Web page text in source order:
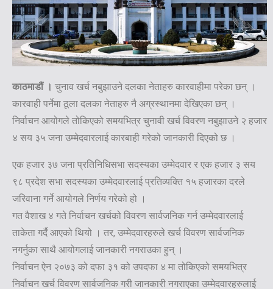
काठमाडौं । चुनाव खर्च नबुझाउने दलका नेताहरु कारवाहीमा परेका छन् ।
कारवाही पर्नेमा ठूला दलका नेताहरु नै अग्रस्थानमा देखिएका छन् ।
निर्वाचन आयोगले तोकिएको समयभित्र चुनावी खर्च विवरण नबुझाउने २ हजार
४ सय ३५ जना उम्मेदवारलाई कारबाही गरेको जानकारी दिएको छ ।
एक हजार ३७ जना प्रतिनिधिसभा सदस्यका उम्मेदवार र एक हजार ३ सय
९८ प्रदेश सभा सदस्यका उम्मेदवारलाई प्रतिव्यक्ति १५ हजारका दरले
जरिवाना गर्ने आयोगले निर्णय गरेको हो ।
गत वैशाख ४ गते निर्वाचन खर्चको विवरण सार्वजनिक गर्न उम्मेदवारलाई
ताकेता गर्दै आएको थियो । तर, उम्मेदवारहरुले खर्च विवरण सार्वजनिक
नगर्नुका साथै आयोगलाई जानकारी नगराउका हुन् ।
निर्वाचन ऐन २०७३ को दफा ३१ को उपदफा ४ मा तोकिएको समयभित्र
निर्वाचन खर्च विवरण सार्वजनिक गरी जानकारी नगराएका उम्मेदवारहरुलाई